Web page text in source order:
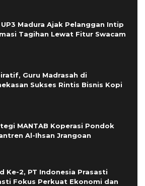
UP3 Madura Ajak Pelanggan Intip
Tagihan Lewat Fitur Swacam
Guru Madrasah di
Sukses Rintis Bisnis Kopi
MANTAB Koperasi Pondok
Al-Ihsan Jrangoan
Ke-2, PT Indonesia Prasasti
Fokus Perkuat Ekonomi dan